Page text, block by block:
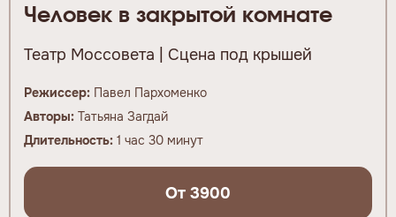
Человек в закрытой комнате
Театр Моссовета | Сцена под крышей
Режиссер: Павел Пархоменко
Авторы: Татьяна Загдай
Длительность: 1 час 30 минут
От 3900